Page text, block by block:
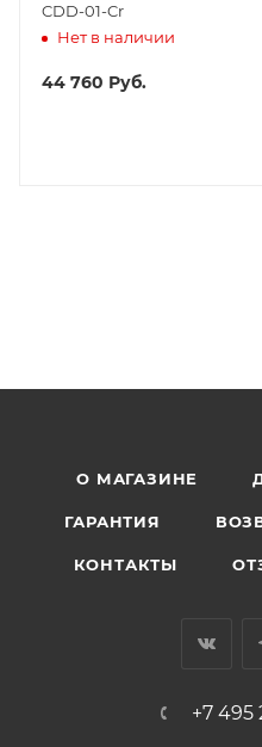
CDD-01-Cr
Нет в наличии
44 760 Руб.
О МАГАЗИНЕ
ГАРАНТИЯ
КОНТАКТЫ
+7 495